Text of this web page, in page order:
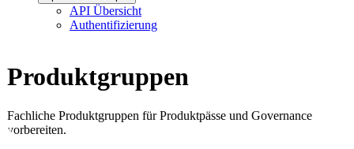
API Übersicht
Authentifizierung
Produktgruppen
Fachliche Produktgruppen für Produktpässe und Governance
vorbereiten.